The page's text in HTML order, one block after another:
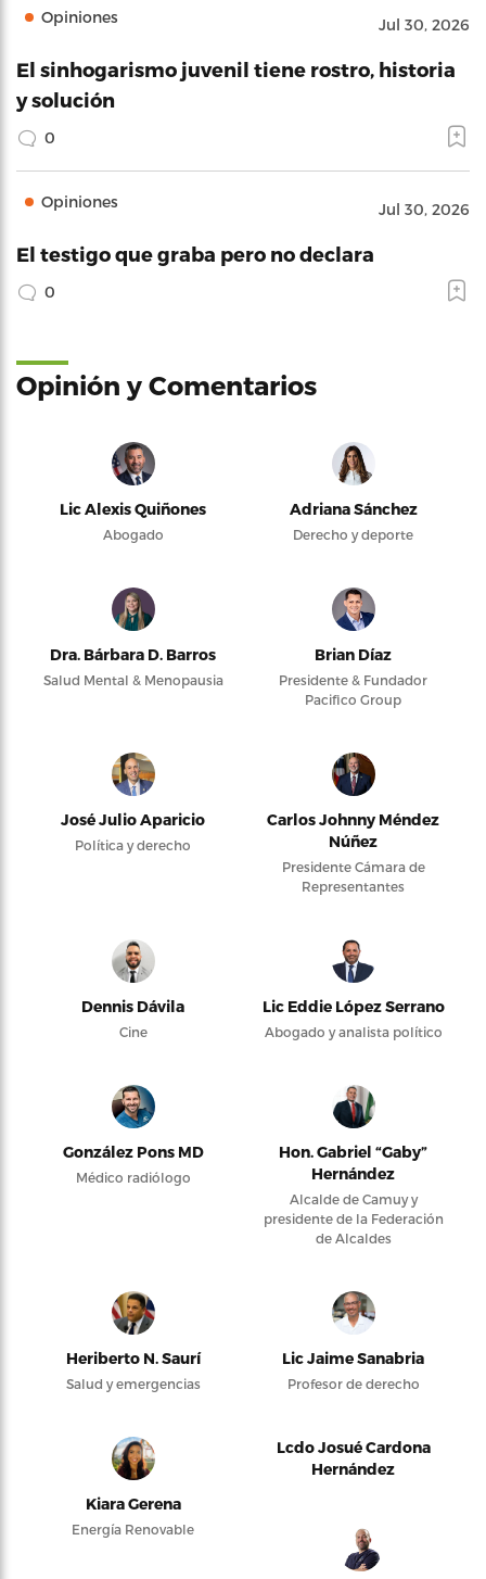
Opiniones Jul 30, 2026
El sinhogarismo juvenil tiene rostro, historia
y solución
0
Opiniones Jul 30, 2026
El testigo que graba pero no declara
0
Opinión y Comentarios
Lic Alexis Quiñones
Abogado
Adriana Sánchez
Derecho y deporte
Dra. Bárbara D. Barros
Salud Mental & Menopausia
Brian Díaz
Presidente & Fundador
Pacifico Group
José Julio Aparicio
Política y derecho
Carlos Johnny Méndez
Núñez
Presidente Cámara de
Representantes
Dennis Dávila
Cine
Lic Eddie López Serrano
Abogado y analista político
González Pons MD
Médico radiólogo
Hon. Gabriel “Gaby”
Hernández
Alcalde de Camuy y
presidente de la Federación
de Alcaldes
Heriberto N. Saurí
Salud y emergencias
Lic Jaime Sanabria
Profesor de derecho
Kiara Gerena
Energía Renovable
Lcdo Josué Cardona
Hernández